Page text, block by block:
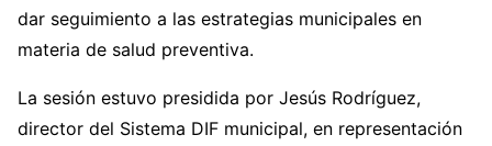
dar seguimiento a las estrategias municipales en
materia de salud preventiva.
La sesión estuvo presidida por Jesús Rodríguez,
director del Sistema DIF municipal, en representación